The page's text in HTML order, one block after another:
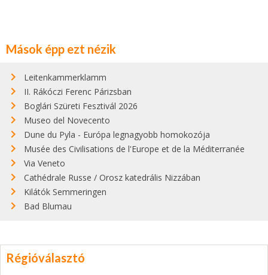
Mások épp ezt nézik
Leitenkammerklamm
II. Rákóczi Ferenc Párizsban
Boglári Szüreti Fesztivál 2026
Museo del Novecento
Dune du Pyla - Európa legnagyobb homokozója
Musée des Civilisations de l'Europe et de la Méditerranée
Via Veneto
Cathédrale Russe / Orosz katedrális Nizzában
Kilátók Semmeringen
Bad Blumau
Régióválasztó